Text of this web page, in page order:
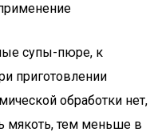
супы-пюре, к
приготовлении
обработки нет,
мякоть, тем меньше в